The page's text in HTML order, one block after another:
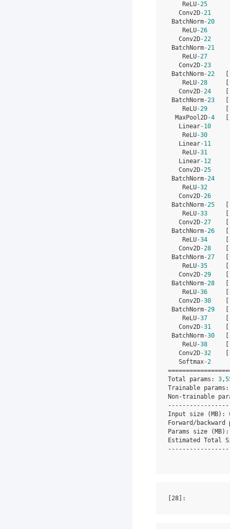
    ReLU
-25
   Conv2D
-21
BatchNorm-20
    ReLU
-26
   Conv2D
-22
BatchNorm-21
    ReLU
-27
   Conv2D
-23
BatchNorm-22
    ReLU
-28
   Conv2D
-24
BatchNorm-23
    ReLU
-29
  MaxPool2D
-4
   Linear
-10
    ReLU
-30
   Linear
-11
    ReLU
-31
   Linear
-12
   Conv2D
-25
BatchNorm-24
    ReLU
-32
   Conv2D
-26
BatchNorm-25
    ReLU
-33
   Conv2D
-27
BatchNorm-26
    ReLU
-34
   Conv2D
-28
BatchNorm-27
    ReLU
-35
   Conv2D
-29
BatchNorm-28
    ReLU
-36
   Conv2D
-30
BatchNorm-29
    ReLU
-37
   Conv2D
-31
BatchNorm-30
    ReLU
-38
   Conv2D
-32
   Softmax
-2
Total params: 3 ,
Trainable
Non-trainable
Input size (MB):
Forward/backward
Params size
Estimated Total
[28]